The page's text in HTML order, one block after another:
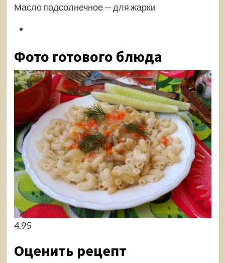
Масло подсолнечное — для жарки
Фото готового блюда
4.95
Оценить рецепт